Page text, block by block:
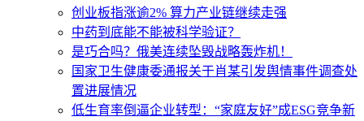
创业板指涨逾2% 算力产业链继续走强
中药到底能不能被科学验证？
是巧合吗？俄美连续坠毁战略轰炸机！
国家卫生健康委通报关于肖某引发舆情事件调查处
置进展情况
低生育率倒逼企业转型：“家庭友好”成ESG竞争新